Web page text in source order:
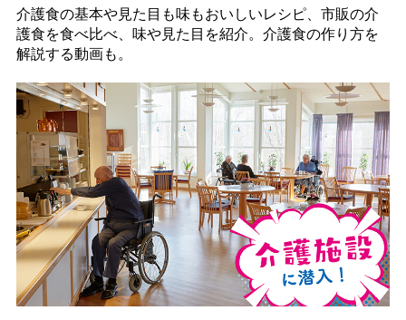
介護食の基本や見た目も味もおいしいレシピ、市販の介
護食を食べ比べ、味や見た目を紹介。介護食の作り方を
解説する動画も。